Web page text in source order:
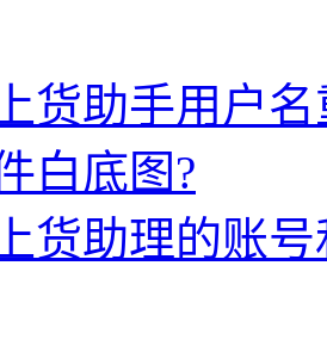
货助手用户
白底图?
货助理的账